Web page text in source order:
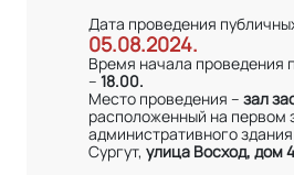
Дата проведения
05.08.2024.
Время начала проведения
– 18.00.
Место проведения – зал
расположенный на первом
административного
Сургут, улица Восход, дом